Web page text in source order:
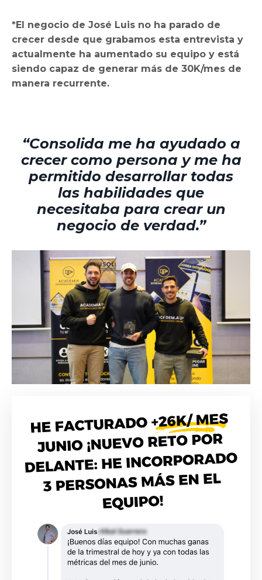
*El negocio de José Luis no ha parado de
crecer desde que grabamos esta entrevista y
actualmente ha aumentado su equipo y está
siendo capaz de generar más de 30K/mes de
manera recurrente.
“Consolida me ha ayudado a
crecer como persona y me ha
permitido desarrollar todas
las habilidades que
necesitaba para crear un
negocio de verdad.”